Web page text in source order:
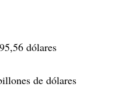
dólares
de dólares